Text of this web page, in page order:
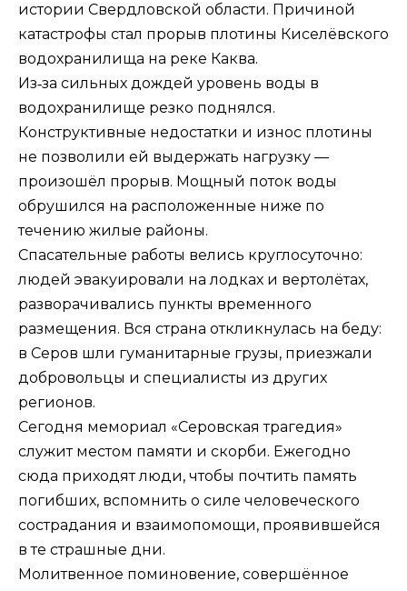
истории Свердловской области. Причиной
катастрофы стал прорыв плотины Киселёвского
водохранилища на реке Каква.
Из‑за сильных дождей уровень воды в
водохранилище резко поднялся.
Конструктивные недостатки и износ плотины
не позволили ей выдержать нагрузку —
произошёл прорыв. Мощный поток воды
обрушился на расположенные ниже по
течению жилые районы.
Спасательные работы велись круглосуточно:
людей эвакуировали на лодках и вертолётах,
разворачивались пункты временного
размещения. Вся страна откликнулась на беду:
в Серов шли гуманитарные грузы, приезжали
добровольцы и специалисты из других
регионов.
Сегодня мемориал «Серовская трагедия»
служит местом памяти и скорби. Ежегодно
сюда приходят люди, чтобы почтить память
погибших, вспомнить о силе человеческого
сострадания и взаимопомощи, проявившейся
в те страшные дни.
Молитвенное поминовение, совершённое